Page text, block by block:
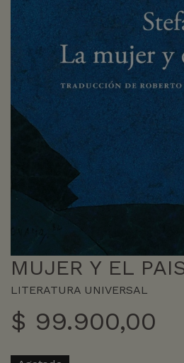
MUJER Y EL
LITERATURA UNIVERSAL
$ 99.900,00